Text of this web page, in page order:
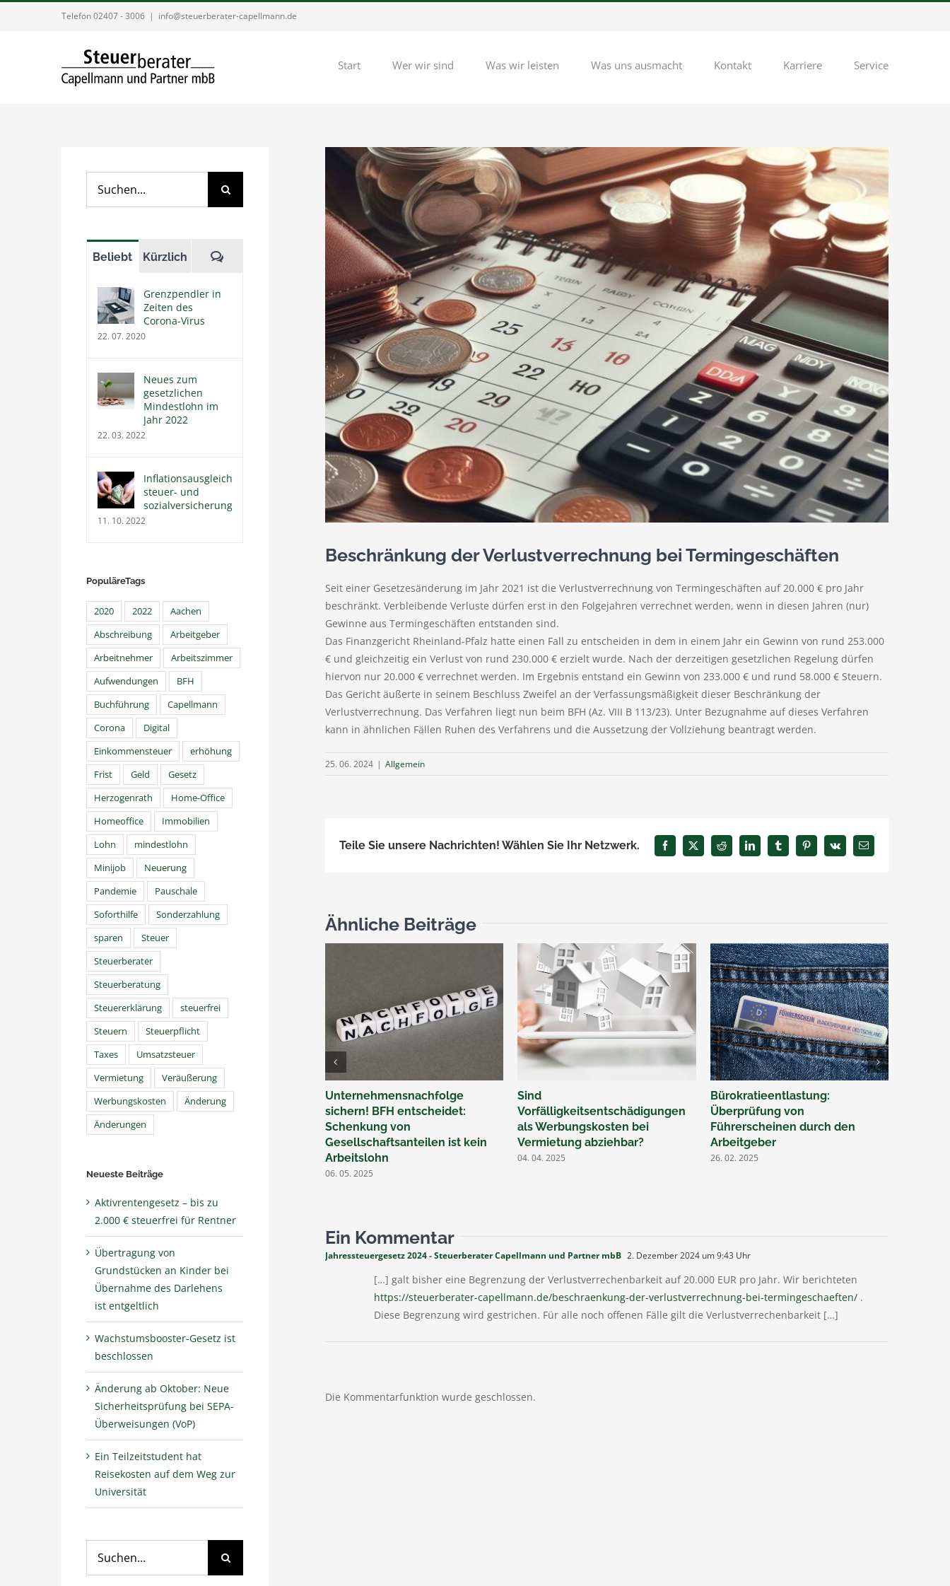
Telefon 02407 - 3006 | info@steuerberater-capellmann.de
Start Wer wir sind Was wir leisten Was uns ausmacht Kontakt Karriere Service
Zeige
grösseres
Beschränkung der Verlustverrechnung bei Termingeschäften
Seit einer Gesetzesänderung im Jahr 2021 ist die Verlustverrechnung von Termingeschäften auf 20.000 € pro Jahr
beschränkt. Verbleibende Verluste dürfen erst in den Folgejahren verrechnet werden, wenn in diesen Jahren (nur)
Gewinne aus Termingeschäften entstanden sind.
Das Finanzgericht Rheinland-Pfalz hatte einen Fall zu entscheiden in dem in einem Jahr ein Gewinn von rund 253.000
€ und gleichzeitig ein Verlust von rund 230.000 € erzielt wurde. Nach der derzeitigen gesetzlichen Regelung dürfen
hiervon nur 20.000 € verrechnet werden. Im Ergebnis entstand ein Gewinn von 233.000 € und rund 58.000 € Steuern.
Das Gericht äußerte in seinem Beschluss Zweifel an der Verfassungsmäßigkeit dieser Beschränkung der
Verlustverrechnung. Das Verfahren liegt nun beim BFH (Az. VIII B 113/23). Unter Bezugnahme auf dieses Verfahren
kann in ähnlichen Fällen Ruhen des Verfahrens und die Aussetzung der Vollziehung beantragt werden.
25. 06. 2024 | Allgemein
Teile Sie unsere Nachrichten! Wählen Sie Ihr Netzwerk. Facebook
X Reddit LinkedInTumblrPinterest
Vk
E-
Mail
Ähnliche Beiträge
Unternehmensnachfolge
sichern! BFH entscheidet:
Schenkung von
Gesellschaftsanteilen ist kein
Arbeitslohn
06. 05. 2025
Sind
Vorfälligkeitsentschädigungen
als Werbungskosten bei
Vermietung abziehbar?
04. 04. 2025
Bürokratieentlastung:
Überprüfung von
Führerscheinen durch den
Arbeitgeber
26. 02. 2025
Ein Kommentar
Jahressteuergesetz 2024 - Steuerberater Capellmann und Partner mbB 2. Dezember 2024 um 9:43 Uhr
[…] galt bisher eine Begrenzung der Verlustverrechenbarkeit auf 20.000 EUR pro Jahr. Wir berichteten
https://steuerberater-capellmann.de/beschraenkung-der-verlustverrechnung-bei-termingeschaeften/.
Diese Begrenzung wird gestrichen. Für alle noch offenen Fälle gilt die Verlustverrechenbarkeit […]
Die Kommentarfunktion wurde geschlossen.
nach:
Beliebt Kürzlich Kommentare
Grenzpendler in
Zeiten des
Corona-Virus
22. 07. 2020
Neues zum
gesetzlichen
Mindestlohn im
Jahr 2022
22. 03. 2022
Inflationsausgleichsprämie
steuer- und
sozialversicherungsfrei
11. 10. 2022
PopuläreTags
2020 2022
Aachen
Abschreibung
Arbeitgeber
Arbeitnehmer
Arbeitszimmer
Aufwendungen
BFH
Buchführung
Capellmann
Corona
Digital
Einkommensteuer
erhöhung
Frist
Geld
Gesetz
Herzogenrath
Home-Office
Homeoffice
Immobilien
Lohn
mindestlohn
Minijob
Neuerung
Pandemie
Pauschale
Soforthilfe
Sonderzahlung
sparen
Steuer
Steuerberater
Steuerberatung
Steuererklärung
steuerfrei
Steuern
Steuerpflicht
Taxes
Umsatzsteuer
Vermietung
Veräußerung
Werbungskosten
Änderung
Änderungen
Neueste Beiträge
Aktivrentengesetz – bis zu
2.000 € steuerfrei für Rentner
Übertragung von
Grundstücken an Kinder bei
Übernahme des Darlehens
ist entgeltlich
Wachstumsbooster-Gesetz ist
beschlossen
Änderung ab Oktober: Neue
Sicherheitsprüfung bei SEPA-
Überweisungen (VoP)
Ein Teilzeitstudent hat
Reisekosten auf dem Weg zur
Universität
nach: